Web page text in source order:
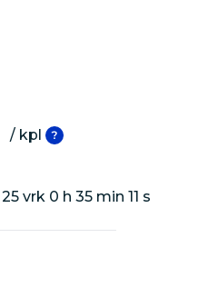
/ kpl
25 vrk 0 h 35 min 11 s